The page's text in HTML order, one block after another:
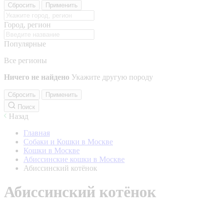
Сбросить Применить
Город, регион
Популярные
Все регионы
Ничего не найдено Укажите другую породу
Сбросить
Применить
Поиск
Назад
Главная
Собаки и Кошки в Москве
Кошки в Москве
Абиссинские кошки в Москве
Абиссинский котёнок
Абиссинский котёнок